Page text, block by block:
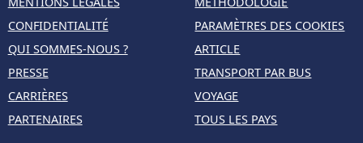
CONFIDENTIALITÉ
QUI SOMMES-NOUS ?
PRESSE
CARRIÈRES
PARTENAIRES
PARAMÈTRES DES COOKIES
ARTICLE
TRANSPORT PAR BUS
VOYAGE
TOUS LES PAYS